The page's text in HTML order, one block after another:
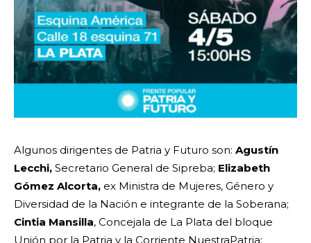
Algunos dirigentes de Patria y Futuro son: Agustín
Lecchi, Secretario General de Sipreba; Elizabeth
Gómez Alcorta, ex Ministra de Mujeres, Género y
Diversidad de la Nación e integrante de la Soberana;
Cintia Mansilla, Concejala de La Plata del bloque
Unión por la Patria y la Corriente NuestraPatria;